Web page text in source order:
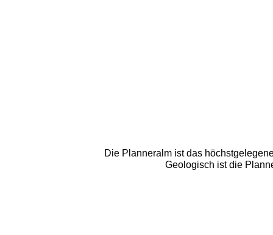
Die Planneralm ist das
Geologisch ist die